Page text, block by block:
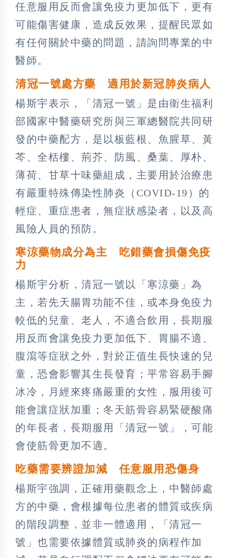
任意服用反而會讓免疫力更加低下，更有
可能傷害健康，造成反效果，提醒民眾如
有任何關於中藥的問題，請詢問專業的中
醫師。
清冠一號處方藥 適用於新冠肺炎病人
楊斯宇表示，「清冠一號」是由衛生福利
部國家中醫藥研究所與三軍總醫院共同研
發的中藥配方，是以板藍根、魚腥草、黃
芩、全栝樓、荊芥、防風、桑葉、厚朴、
薄荷、甘草十味藥組成，主要用於治療患
有嚴重特殊傳染性肺炎（COVID-19）的
輕症、重症患者，無症狀感染者，以及高
風險人員的預防。
寒涼藥物成分為主
吃錯藥會損傷免疫
力
楊斯宇分析，清冠一號以「寒涼藥」為
主，若先天腸胃功能不佳，或本身免疫力
較低的兒童、老人，不適合飲用，長期服
用反而會讓免疫力更加低下、胃腸不適、
腹瀉等症狀之外，對於正值生長快速的兒
童，恐會影響其生長發育；平常容易手腳
冰冷，月經來疼痛嚴重的女性，服用後可
能會讓症狀加重；冬天筋骨容易緊硬酸痛
的年長者，長期服用「清冠一號」，可能
會使筋骨更加不適。
吃藥需要辨證加減 任意服用恐傷身
楊斯宇強調，正確用藥觀念上，中醫師處
方的中藥，會根據每位患者的體質或疾病
的階段調整，並非一體適用，「清冠一
號」也需要依據體質或肺炎的病程作加